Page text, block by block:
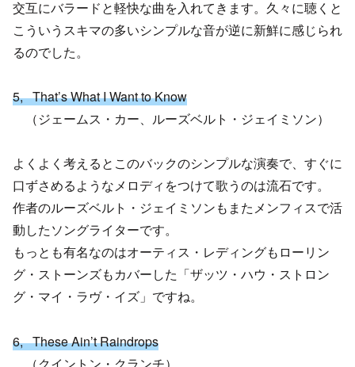
交互にバラードと軽快な曲を入れてきます。久々に聴くと
こういうスキマの多いシンプルな音が逆に新鮮に感じられ
るのでした。
5, That’s What I Want to Know
（ジェームス・カー、ルーズベルト・ジェイミソン）
よくよく考えるとこのバックのシンプルな演奏で、すぐに
口ずさめるようなメロディをつけて歌うのは流石です。
作者のルーズベルト・ジェイミソンもまたメンフィスで活
動したソングライターです。
もっとも有名なのはオーティス・レディングもローリン
グ・ストーンズもカバーした「ザッツ・ハウ・ストロン
グ・マイ・ラヴ・イズ」ですね。
6, These Ain’t Raindrops